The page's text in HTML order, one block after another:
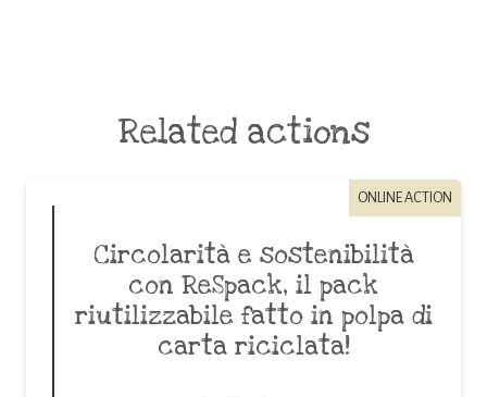
Related actions
ONLINE ACTION
Circolarità e sostenibilità
con ReSpack, il pack
riutilizzabile fatto in polpa di
carta riciclata!